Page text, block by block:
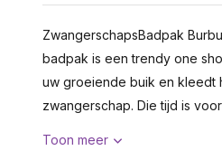
ZwangerschapsBadpak
badpak is een trendy one
uw groeiende buik en kleedt
zwangerschap. Die tijd is
Toon meer